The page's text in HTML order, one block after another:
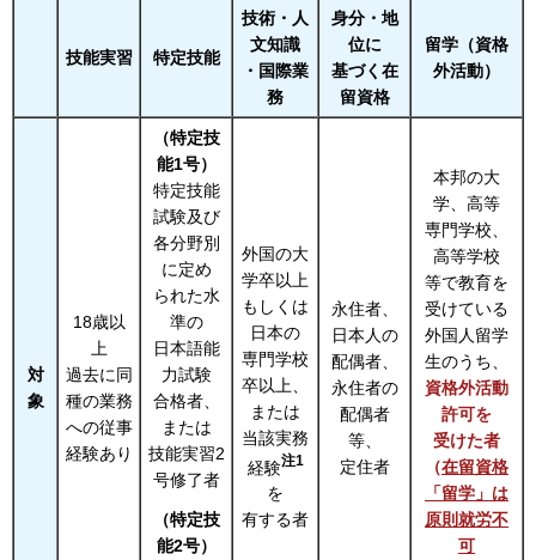
技能実習 特定技能
技術・人
文知識
・国際業
務
身分・地
位に
基づく在
留資格
留学（資格
外活動）
対
象
18歳以
上
過去に同
種の業務
への従事
経験あり
（特定技
能1号）
特定技能
試験及び
各分野別
に定め
られた水
準の
日本語能
力試験
合格者、
または
技能実習2
号修了者
（特定技
能2号）
外国の大
学卒以上
もしくは
日本の
専門学校
卒以上、
または
当該実務
経験注1
を
有する者
永住者、
日本人の
配偶者、
永住者の
配偶者
等、
定住者
本邦の大
学、高等
専門学校、
高等学校
等で教育を
受けている
外国人留学
生のうち、
資格外活動
許可を
受けた者
（在留資格
「留学」は
原則就労不
可